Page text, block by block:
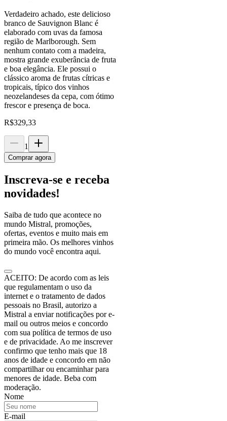
Verdadeiro achado, este delicioso
branco de Sauvignon Blanc é
elaborado com uvas da famosa
região de Marlborough. Sem
nenhum contato com a madeira,
mostra grande exuberância de fruta
e boa elegância. Ele possui o
clássico aroma de frutas cítricas e
tropicais, típico dos vinhos
neozelandeses da cepa, com ótimo
frescor e presença de boca.
R$329,33
1
Comprar agora
Inscreva-se e receba
novidades!
Saiba de tudo que acontece no
mundo Mistral, promoções,
ofertas, eventos e muito mais em
primeira mão. Os melhores vinhos
do mundo você encontra aqui.
ACEITO: De acordo com as leis
que regulamentam o uso da
internet e o tratamento de dados
pessoais no Brasil, autorizo a
Mistral a enviar notificações por e-
mail ou outros meios e concordo
com sua política de termos de uso
e de privacidade. Ao me inscrever
confirmo que tenho mais que 18
anos de idade e concordo em não
compartilhar ou encaminhar para
menores de idade. Beba com
moderação.
Nome
E-mail